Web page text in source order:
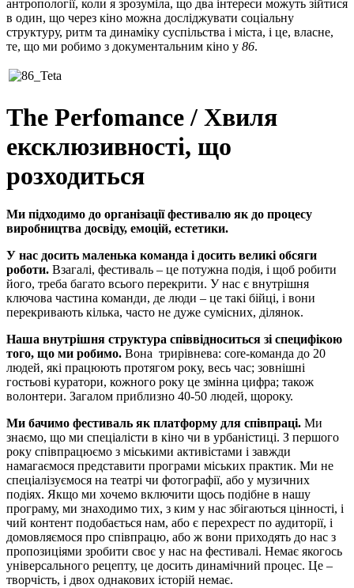
антропології, коли я зрозуміла, що два інтереси можуть зійтися
в один, що через кіно можна досліджувати соціальну
структуру, ритм та динаміку суспільства і міста, і це, власне,
те, що ми робимо з документальним кіно у 86.
The Perfomance / Хвиля
ексклюзивності, що
розходиться
Ми підходимо до організації фестивалю як до процесу
виробництва досвіду, емоцій, естетики.
У нас досить маленька команда і досить великі обсяги
роботи. Взагалі, фестиваль – це потужна подія, і щоб робити
його, треба багато всього перекрити. У нас є внутрішня
ключова частина команди, де люди – це такі бійці, і вони
перекривають кілька, часто не дуже сумісних, ділянок.
Наша внутрішня структура співвідноситься зі специфікою
того, що ми робимо. Вона трирівнева: core-команда до 20
людей, які працюють протягом року, весь час; зовнішні
гостьові куратори, кожного року це змінна цифра; також
волонтери. Загалом приблизно 40-50 людей, щороку.
Ми бачимо фестиваль як платформу для співпраці. Ми
знаємо, що ми спеціалісти в кіно чи в урбаністиці. З першого
року співпрацюємо з міськими активістами і завжди
намагаємося представити програми міських практик. Ми не
спеціалізуємося на театрі чи фотографії, або у музичних
подіях. Якщо ми хочемо включити щось подібне в нашу
програму, ми знаходимо тих, з ким у нас збігаються цінності, і
чий контент подобається нам, або є перехрест по аудиторії, і
домовляємося про співпрацю, або ж вони приходять до нас з
пропозиціями зробити своє у нас на фестивалі. Немає якогось
універсального рецепту, це досить динамічний процес. Це –
творчість, і двох однакових історій немає.